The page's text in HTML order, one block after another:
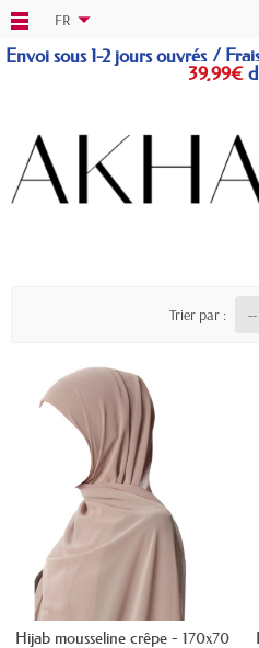
Envoi sous 1-2 jours ouvrés /
39,99€
FR
Trier par :
Hijab mousseline crêpe - 170x70